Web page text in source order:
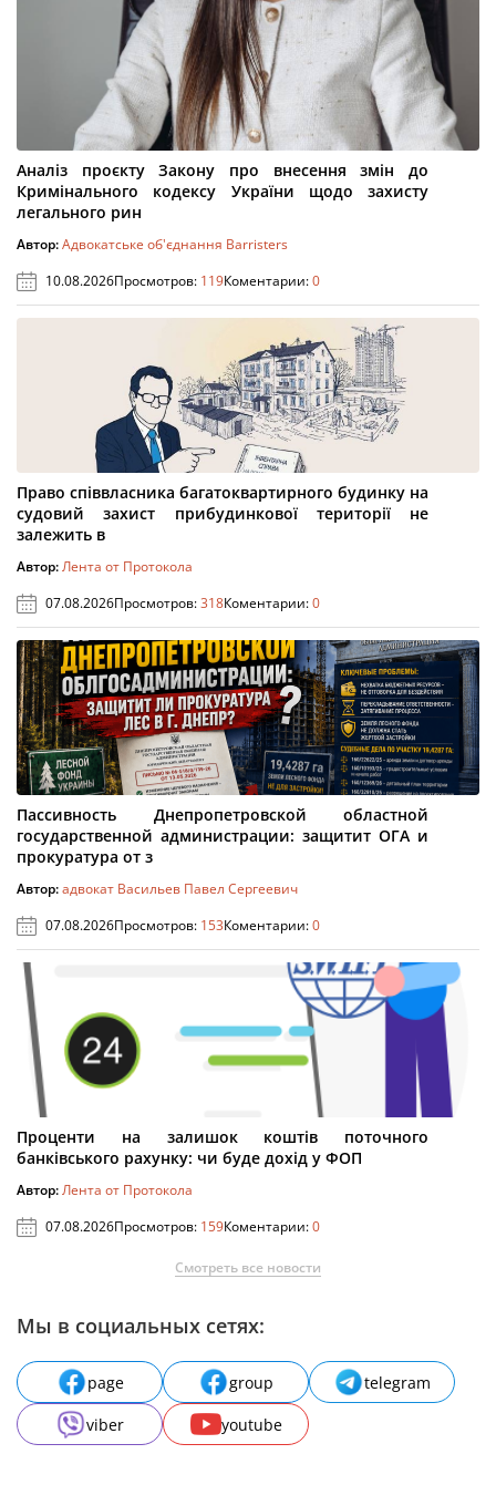
Аналіз проєкту Закону про внесення змін до
Кримінального кодексу України щодо захисту
легального рин
Автор:Адвокатське об'єднання Barristers
10.08.2026Просмотров: 119Коментарии:0
Право співвласника багатоквартирного будинку на
судовий захист прибудинкової території не
залежить в
Автор:Лента от Протокола
07.08.2026Просмотров:318Коментарии:0
Пассивность Днепропетровской областной
государственной администрации: защитит ОГА и
прокуратура от з
Автор:адвокат Васильев Павел Сергеевич
07.08.2026Просмотров: 153Коментарии:0
Проценти на залишок коштів поточного
банківського рахунку: чи буде дохід у ФОП
Автор:Лента от Протокола
07.08.2026Просмотров: 159Коментарии:0
Смотреть все новости
Мы в социальных сетях:
page group
telegram
viber
youtube